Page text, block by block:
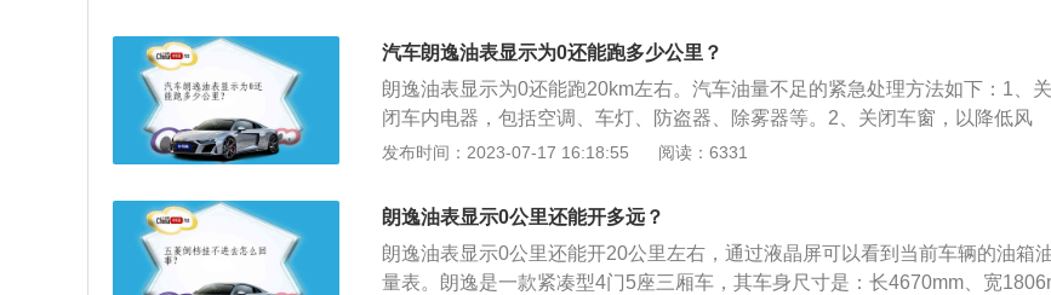
近加油站加油，防止因为半路没油导致无法行驶。油表显示0公里还能开多远的
判断介绍：1.首先要知道车辆的油箱容积；2.要是车子的油表为“0”时，加满油
箱，这时记下当时加了多少升油；3.计算一下，油表显示为“0”时的油量，也就是
油箱的总量减去所加入的油量；4.然后根据平时的耗油，将数值计算出来。综
上：油表显示为“0”时还能跑多少公里=(油表显示为“0”时的油量/百公里耗油)/100
油。
汽车朗逸油表显示为0还能跑多少公里？
朗逸油表显示为0还能跑20km左右。汽车油量不足的紧急处理方法如下：1、关
闭车内电器，包括空调、车灯、防盗器、除雾器等。2、关闭车窗，以降低风
阻，达到省油的作用。3、控制车速，建议一般排量1.3-1.8L的车，最佳车速控
少踩刹车，即使是被迫踩刹车，也应考虑合理减少踩刹车的时间和频率。5、打
电话叫拖车，或者呼叫送油服务。
发布时间：2023-07-17 16:18:55 阅读：6331
朗逸油表显示0公里还能开多远？
朗逸油表显示0公里还能开20公里左右，通过液晶屏可以看到当前车辆的油箱
量表。朗逸是一款紧凑型4门5座三厢车，其车身尺寸是：长4670mm、宽